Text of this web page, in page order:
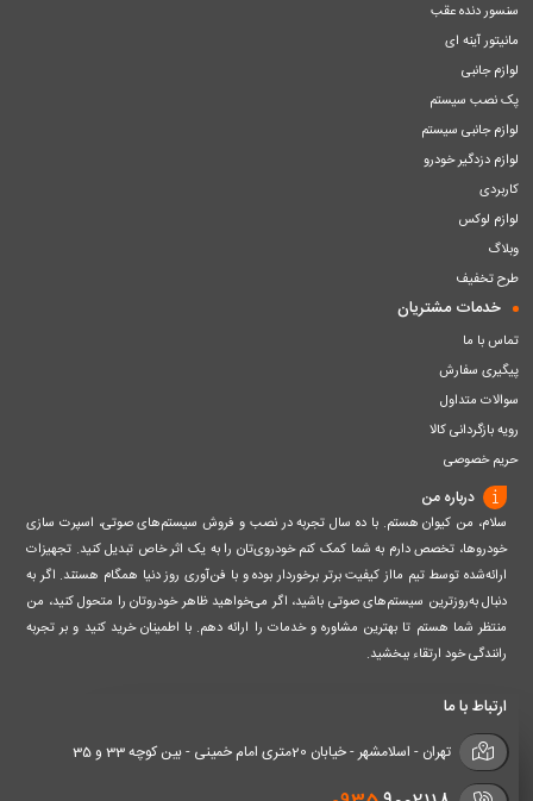
سنسور دنده عقب
مانیتور آینه ای
لوازم جانبی
پک نصب سیستم
لوازم جانبی سیستم
لوازم دزدگیر خودرو
کاربردی
لوازم لوکس
وبلاگ
طرح تخفیف
خدمات مشتریان
تماس با ما
پیگیری سفارش
سوالات متداول
رویه بازگردانی کالا
حریم خصوصی
درباره من
سلام، من کیوان هستم. با ده سال تجربه در نصب و فروش سیستم‌های صوتی، اسپرت سازی
خودروها، تخصص دارم به شما کمک کنم خودروی‌تان را به یک اثر خاص تبدیل کنید. تجهیزات
ارائه‌شده توسط تیم مااز کیفیت برتر برخوردار بوده و با فن‌آوری روز دنیا همگام هستند. اگر به
دنبال به‌روزترین سیستم‌های صوتی باشید، اگر می‌خواهید ظاهر خودروتان را متحول کنید، من
منتظر شما هستم تا بهترین مشاوره و خدمات را ارائه دهم. با اطمینان خرید کنید و بر تجربه
رانندگی خود ارتقاء ببخشید.
ارتباط با ما
تهران - اسلامشهر - خیابان 20متری امام خمینی - بین کوچه 33 و 35